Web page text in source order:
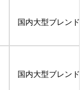
国内大型ブレンド
国内大型ブレンド